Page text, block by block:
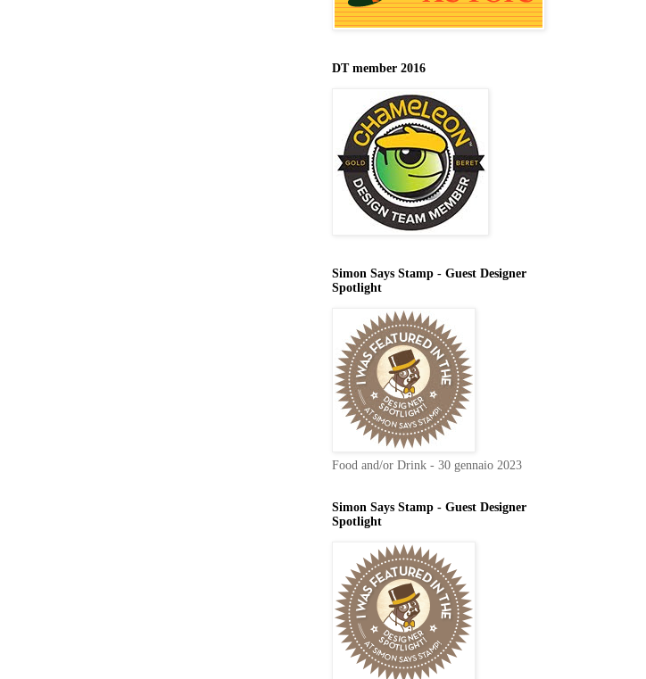
DT member 2016
Simon Says Stamp - Guest Designer
Spotlight
Food and/or Drink - 30 gennaio 2023
Simon Says Stamp - Guest Designer
Spotlight